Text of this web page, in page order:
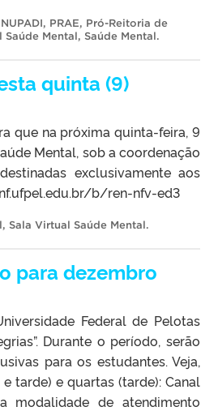
NUPADI, PRAE, Pró-Reitoria de
Saúde Mental, Saúde Mental.
quinta (9)
que na próxima quinta-feira, 9
Mental, sob a coordenação
exclusivamente aos
b/ren-nfv-ed3
, Sala Virtual Saúde Mental.
para dezembro
Federal de Pelotas
Durante o período, serão
para os estudantes. Veja,
tarde) e quartas (tarde): Canal
modalidade de atendimento